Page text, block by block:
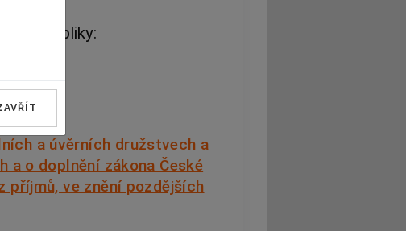
republiky:
a úvěrních družstvech a
o doplnění zákona České
příjmů, ve znění pozdějších